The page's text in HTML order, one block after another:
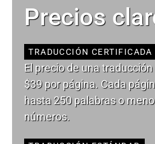
Precios
TRADUCCIÓN CERTIFICADA
El precio de una
$39 por página. Cada
hasta 250 palabras o
números.